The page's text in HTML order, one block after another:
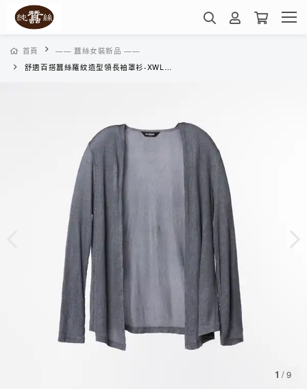
首頁
—— 蠶絲女裝新品 ——
舒適百搭蠶絲羅紋造型領長袖罩衫-XWL7E2016H(蒼灰)
1 /9